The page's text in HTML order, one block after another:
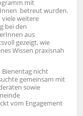
mit
betreut wurden.
weitere
bei den
aus
gezeigt, wie
Wissen praxisnah
Bienentag nicht
gemeinsam mit
sowie
vom Engagement